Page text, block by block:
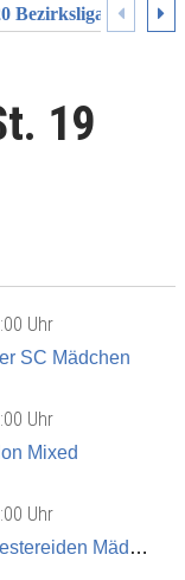
Bezirksliga St. 7
19
Uhr
SC Mädchen
Uhr
Mixed
Uhr
Mädchen